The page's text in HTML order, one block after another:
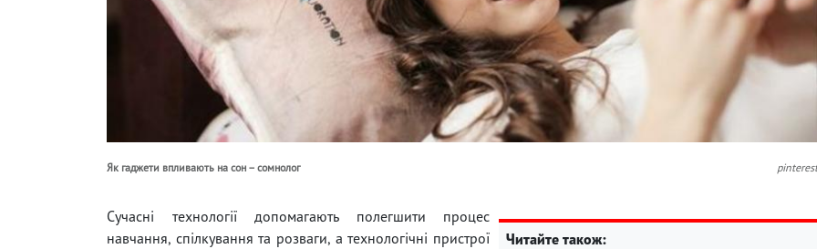
Як гаджети впливають на сон – сомнолог pinterest
Читайте також:
Сучасні технології допомагають полегшити процес
навчання, спілкування та розваги, а технологічні пристрої